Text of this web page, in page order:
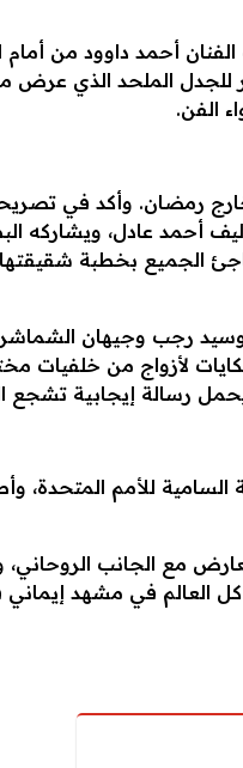
عام 2025 بأداء مناسك العمرة برفقة
الفن.
حاتم موسماً حافلاً في 2026 بـ 3 أفلام
من إخراج أحمد الزغبي وتأليف أحمد
الجميع بخطبة
وسيد رجب وجيهان
لأزواج من خلفيات
رسالة إيجابية تشجع
للأمم المتحدة،
الجانب الروحاني،
العالم في مشهد إيماني